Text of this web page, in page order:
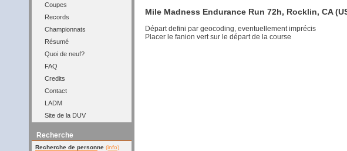
Coupes
Records
Championnats
Résumé
Quoi de neuf?
FAQ
Credits
Contact
LADM
Site de la DUV
Recherche
Recherche de personne (info)
Mile Madness Endurance Run 72h, Rocklin, CA
Départ defini par geocoding, eventuellement imprécis
Placer le fanion vert sur le départ de la course